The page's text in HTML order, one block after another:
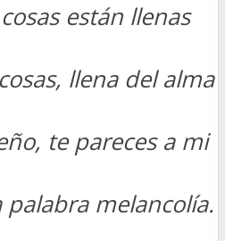
están llenas
llena del alma
te pareces a mi
palabra melancolía.